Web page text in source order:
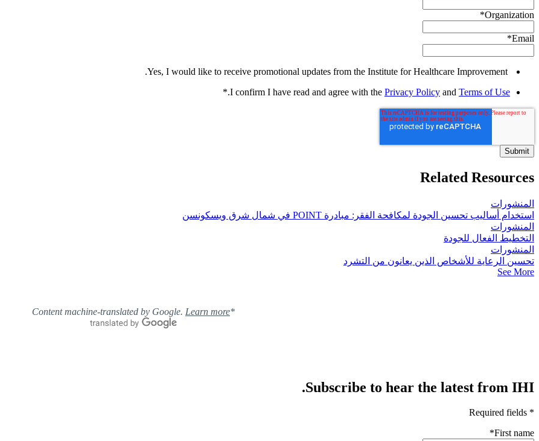
Organization
*
Email
*
I confirm I have read and agree with the Privacy Policy and Terms of Use
.
*
Related Resources
المنشورات
استخدام أساليب تحسين الجودة لمكافحة الفقر: مبادرة POINT في شمال شرق ويسكونسن
المنشورات
التخطيط الفعال للجودة
المنشورات
تحسين الرعاية للأشخاص الذين يعانون من التشرد
See More
*Content machine-translated by Google.
Learn more
Subscribe to hear the latest from IHI.
* Required fields
First name
*